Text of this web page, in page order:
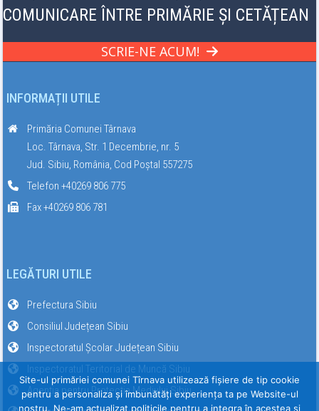
COMUNICARE ÎNTRE PRIMĂRIE ȘI CETĂȚEAN
SCRIE-NE ACUM!
INFORMAȚII UTILE
Primăria Comunei Târnava
Loc. Târnava, Str. 1 Decembrie, nr. 5
Jud. Sibiu, România, Cod Poștal 557275
Telefon +40269 806 775
Fax +40269 806 781
LEGĂTURI UTILE
Prefectura Sibiu
Consiliul Județean Sibiu
Inspectoratul Școlar Județean Sibiu
Inspectoratul Teritorial de Muncă Sibiu
Agenția pentru Protecția Mediului Sibiu
Site-ul primăriei comunei Tîrnava utilizează fişiere de tip cookie
pentru a personaliza și îmbunătăți experiența ta pe Website-ul
nostru. Ne-am actualizat politicile pentru a integra în acestea si